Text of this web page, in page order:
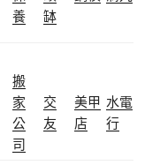
養
缽
搬
家
公
司
交
友
美甲
店
水電
行